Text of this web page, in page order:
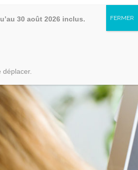
30 août 2026 inclus.